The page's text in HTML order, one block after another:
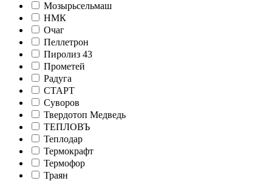
Мозырьсельмаш
НМК
Очаг
Пеллетрон
Пиролиз 43
Прометей
Радуга
СТАРТ
Суворов
Твердотоп Медведь
ТЕПЛОВЪ
Теплодар
Термокрафт
Термофор
Траян